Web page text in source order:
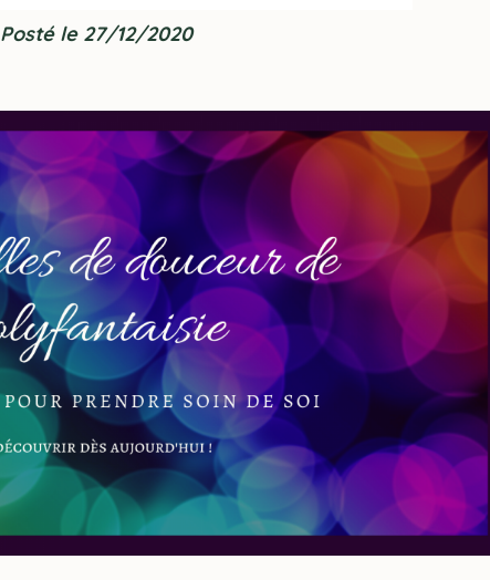
Posté le 27/12/2020